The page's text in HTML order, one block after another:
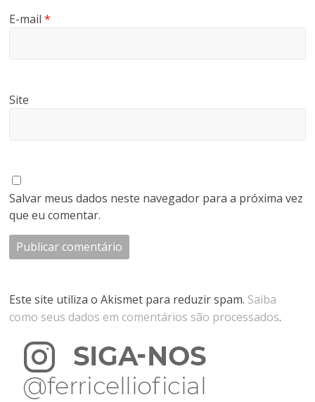
E-mail*
Site
Salvar meus dados neste navegador para a próxima vez
que eu comentar.
Este site utiliza o Akismet para reduzir spam. Saiba
como seus dados em comentários são processados.